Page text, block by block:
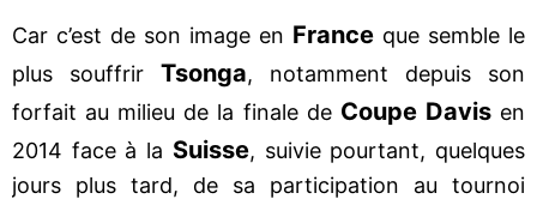
Car c’est de son image en France que semble le
plus souffrir Tsonga, notamment depuis son
forfait au milieu de la finale de Coupe Davisen
2014 face à la Suisse, suivie pourtant, quelques
jours plus tard, de sa participation au tournoi